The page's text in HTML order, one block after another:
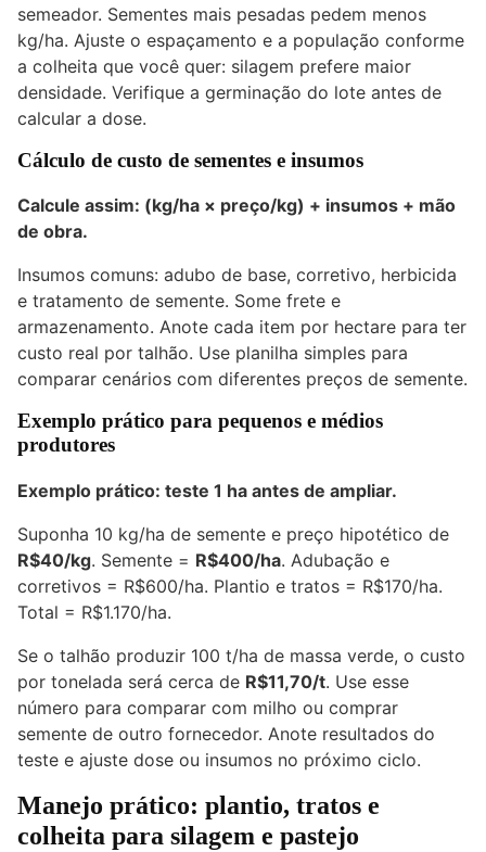
semeador. Sementes mais pesadas pedem menos
kg/ha. Ajuste o espaçamento e a população conforme
a colheita que você quer: silagem prefere maior
densidade. Verifique a germinação do lote antes de
calcular a dose.
Cálculo de custo de sementes e insumos
Calcule assim: (kg/ha × preço/kg) + insumos + mão
de obra.
Insumos comuns: adubo de base, corretivo, herbicida
e tratamento de semente. Some frete e
armazenamento. Anote cada item por hectare para ter
custo real por talhão. Use planilha simples para
comparar cenários com diferentes preços de semente.
Exemplo prático para pequenos e médios
produtores
Exemplo prático: teste 1 ha antes de ampliar.
Suponha 10 kg/ha de semente e preço hipotético de
R$40/kg. Semente = R$400/ha. Adubação e
corretivos = R$600/ha. Plantio e tratos = R$170/ha.
Total = R$1.170/ha.
Se o talhão produzir 100 t/ha de massa verde, o custo
por tonelada será cerca de R$11,70/t. Use esse
número para comparar com milho ou comprar
semente de outro fornecedor. Anote resultados do
teste e ajuste dose ou insumos no próximo ciclo.
Manejo prático: plantio, tratos e
colheita para silagem e pastejo